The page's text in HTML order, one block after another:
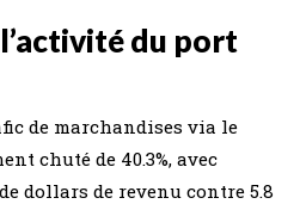
du port
de marchandises via le
chuté de 40.3%, avec
dollars de revenu contre 5.8